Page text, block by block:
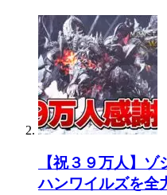
【祝３９万人】
ハンワイルズを全